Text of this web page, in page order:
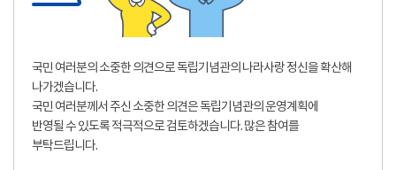
국민 여러분의 소중한 의견으로 독립기념관의 나라사랑 정신을 확산해
나가겠습니다.
국민 여러분께서 주신 소중한 의견은 독립기념관의 운영계획에
반영될 수 있도록 적극적으로 검토하겠습니다. 많은 참여를
부탁드립니다.